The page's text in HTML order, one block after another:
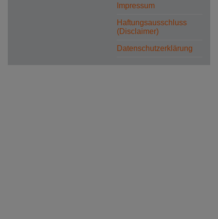
Impressum
Haftungsausschluss
(Disclaimer)
Datenschutzerklärung